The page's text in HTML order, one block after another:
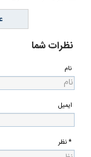
نظرات شما
نام
ایمیل
* نظر